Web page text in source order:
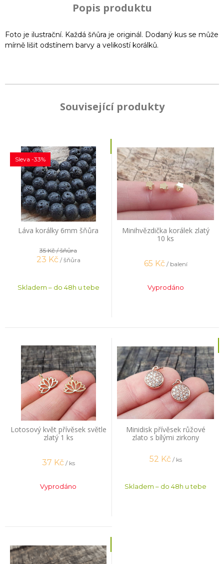
Popis produktu
Foto je ilustrační. Každá šňůra je originál. Dodaný kus se může
mírně lišit odstínem barvy a velikostí korálků.
Související produkty
Láva korálky 6mm šňůra
Sleva -33%
35 Kč/ šňůra
23 Kč / šňůra
Skladem – do 48h u tebe
Minihvězdička korálek zlatý
10 ks
65 Kč / balení
Vyprodáno
Lotosový květ přívěsek světle
zlatý 1 ks
37 Kč / ks
Vyprodáno
Minidisk přívěsek růžové
zlato s bílými zirkony
52 Kč / ks
Skladem – do 48h u tebe